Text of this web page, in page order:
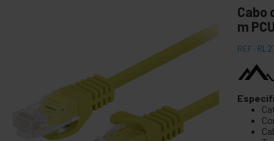
Cabo e adaptador MIDI
+
Cabos e acessórios USB
+
Cabos CISCO
+
Cabo
m
REF: